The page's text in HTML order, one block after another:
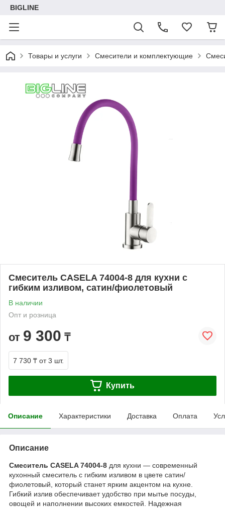
BIGLINE
Товары и услуги Смесители и комплектующие
Смеситель CASELA 74004-8 для кухни с
гибким изливом, сатин/фиолетовый
В наличии
Опт и розница
от 9 300 ₸
7 730 ₸ от 3 шт.
Купить
Описание Характеристики Доставка Оплата
Описание
Смеситель CASELA 74004-8 для кухни — современный
кухонный смеситель с гибким изливом в цвете сатин/
фиолетовый, который станет ярким акцентом на кухне.
Гибкий излив обеспечивает удобство при мытье посуды,
овощей и наполнении высоких емкостей. Надежная